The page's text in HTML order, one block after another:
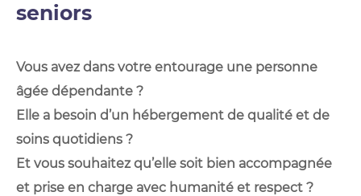
seniors
Vous avez dans votre entourage une personne
âgée dépendante ?
Elle a besoin d’un hébergement de qualité et de
soins quotidiens ?
Et vous souhaitez qu’elle soit bien accompagnée
et prise en charge avec humanité et respect ?